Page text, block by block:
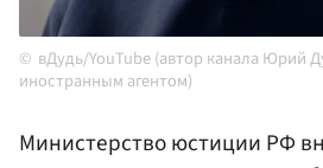
вДудь/YouTube (автор канала Юрий
иностранным агентом)
Министерство юстиции РФ